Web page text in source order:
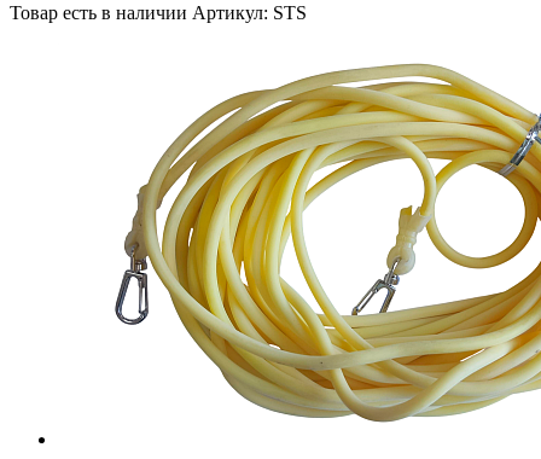
Товар есть в наличии Артикул: STS